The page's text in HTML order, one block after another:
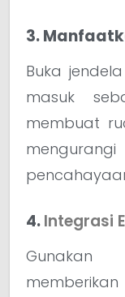
3.
Buka
masuk
membuat
4.Integrasi